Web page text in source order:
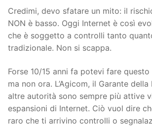
Credimi, devo sfatare un mito: il
NON è basso. Oggi Internet è così
che è soggetto a controlli tanto
tradizionale. Non si scappa.
Forse 10/15 anni fa potevi fare
ma non ora. L’Agicom, il Garante
altre autorità sono sempre più attive
espansioni di Internet. Ciò vuol dire
raro che ti arrivino controlli o